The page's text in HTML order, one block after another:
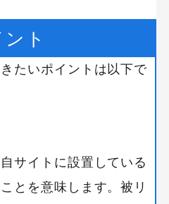
ト
たいポイントは以下で
サイトに設置している
とを意味します。被リ